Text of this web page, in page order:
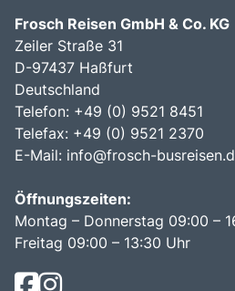
Frosch Reisen GmbH & Co. KG
Zeiler Straße 31
D-97437 Haßfurt
Deutschland
Telefon: +49 (0) 9521 8451
Telefax: +49 (0) 9521 2370
E-Mail: info@frosch-
Öffnungszeiten:
Montag – Donnerstag 09:00 –
Freitag 09:00 – 13:30 Uhr